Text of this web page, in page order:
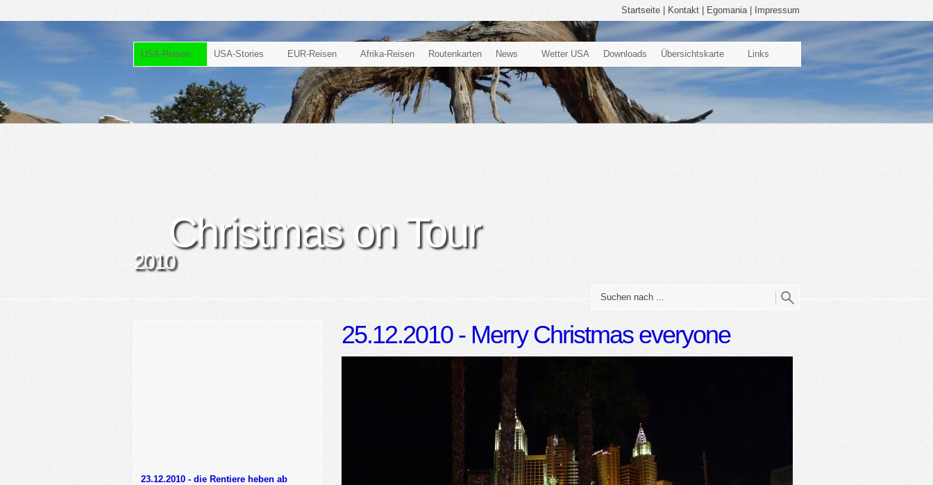
Startseite Kontakt Egomania| Impressum
Christmas on Tour
2010
USA-Reisen USA-Stories EUR-Reisen Afrika-Reisen Routenkarten News Wetter USA Downloads Übersichtskarte Links
25.12.2010 - Merry Christmas everyone
23.12.2010 - die Rentiere heben ab